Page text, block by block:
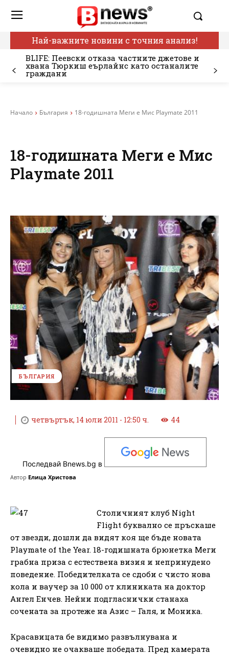
Най-важните новини с точния анализ!
BLIFE: Пеевски отказа частните джетове и
хвана Тюркиш еърлайнс като останалите
граждани
Начало България 18-годишната Меги е Мис Playmate 2011
18-годишната Меги е Мис
Playmate 2011
БЪЛГАРИЯ
четвъртък, 14 юли 2011 - 12:50 ч. 44
Последвай Bnews.bg в
Автор Елица Христова
Столичният клуб Night
Flight буквално се пръскаше
от звезди, дошли да видят коя ще бъде новата
Playmate of the Year. 18-годишната брюнетка Меги
грабна приза с естествена визия и непринудено
поведение. Победителката се сдоби с чисто нова
кола и ваучер за 10 000 от клиниката на доктор
Ангел Енчев. Нейни подгласнички станаха
сочената за протеже на Азис – Галя, и Моника.
Красавицата бе видимо развълнувана и
очевидно не очакваше победата. Пред камерата